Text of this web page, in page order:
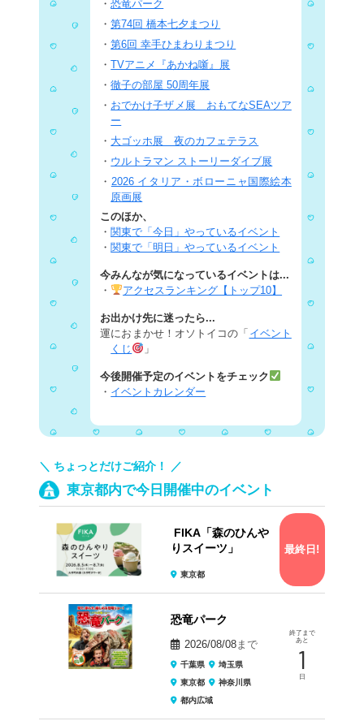
・恐竜パーク
・第74回 橋本七夕まつり
・第6回 幸手ひまわりまつり
・TVアニメ『あかね噺』展
・徹子の部屋 50周年展
・ おでかけ子ザメ展 おもてなSEAツア
ー
・ 大ゴッホ展 夜のカフェテラス
・ ウルトラマン ストーリーダイブ展
・ 2026 イタリア・ボローニャ国際絵本
原画展
このほか、
・ 関東で「今日」やっているイベント
・ 関東で「明日」やっているイベント
今みんなが気になっているイベントは...
・
アクセスランキング【トップ10】
お出かけ先に迷ったら...
運におまかせ！オソトイコの「 イベント
くじ
」
今後開催予定のイベントをチェック
・ イベントカレンダー
＼ ちょっとだけご紹介！ ／
東京都内で今日開催中のイベント
FIKA「森のひんや
りスイーツ」
東京都
最終日!
恐竜パーク
2026/08/08まで
千葉県
埼玉県
東京都
神奈川県
都内広域
終了まで
あと
1
日